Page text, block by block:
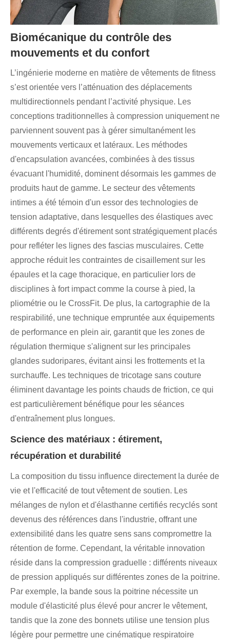
Biomécanique du contrôle des
mouvements et du confort
L’ingénierie moderne en matière de vêtements de fitness
s’est orientée vers l’atténuation des déplacements
multidirectionnels pendant l’activité physique. Les
conceptions traditionnelles à compression uniquement ne
parviennent souvent pas à gérer simultanément les
mouvements verticaux et latéraux. Les méthodes
d'encapsulation avancées, combinées à des tissus
évacuant l'humidité, dominent désormais les gammes de
produits haut de gamme. Le secteur des vêtements
intimes a été témoin d'un essor des technologies de
tension adaptative, dans lesquelles des élastiques avec
différents degrés d'étirement sont stratégiquement placés
pour refléter les lignes des fascias musculaires. Cette
approche réduit les contraintes de cisaillement sur les
épaules et la cage thoracique, en particulier lors de
disciplines à fort impact comme la course à pied, la
pliométrie ou le CrossFit. De plus, la cartographie de la
respirabilité, une technique empruntée aux équipements
de performance en plein air, garantit que les zones de
régulation thermique s'alignent sur les principales
glandes sudoripares, évitant ainsi les frottements et la
surchauffe. Les techniques de tricotage sans couture
éliminent davantage les points chauds de friction, ce qui
est particulièrement bénéfique pour les séances
d'entraînement plus longues.
Science des matériaux : étirement,
récupération et durabilité
La composition du tissu influence directement la durée de
vie et l'efficacité de tout vêtement de soutien. Les
mélanges de nylon et d'élasthanne certifiés recyclés sont
devenus des références dans l'industrie, offrant une
extensibilité dans les quatre sens sans compromettre la
rétention de forme. Cependant, la véritable innovation
réside dans la compression graduelle : différents niveaux
de pression appliqués sur différentes zones de la poitrine.
Par exemple, la bande sous la poitrine nécessite un
module d'élasticité plus élevé pour ancrer le vêtement,
tandis que la zone des bonnets utilise une tension plus
légère pour permettre une cinématique respiratoire